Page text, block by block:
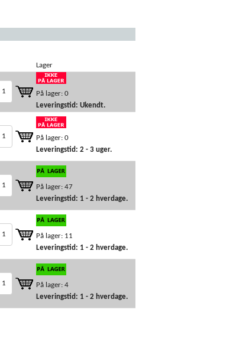
Lager
På lager: 0
Leveringstid: Ukendt.
På lager: 0
Leveringstid: 2 - 3 uger.
På lager: 47
Leveringstid: 1 - 2 hverdage.
På lager: 11
Leveringstid: 1 - 2 hverdage.
På lager: 4
Leveringstid: 1 - 2 hverdage.